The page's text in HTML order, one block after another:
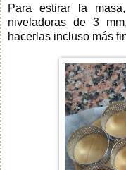
Para estirar la
niveladoras de 3
hacerlas incluso más